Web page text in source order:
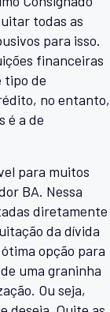
todas as
para isso.
financeiras
tipo de
no entanto,
é a de
para muitos
BA. Nessa
diretamente
da dívida
opção para
uma graninha
Ou seja,